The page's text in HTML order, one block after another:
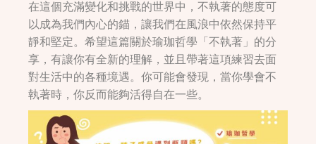
在這個充滿變化和挑戰的世界中，不執著的態度可
以成為我們內心的錨，讓我們在風浪中依然保持平
靜和堅定。希望這篇關於瑜珈哲學「不執著」的分
享，有讓你有全新的理解，並且帶著這項練習去面
對生活中的各種境遇。你可能會發現，當你學會不
執著時，你反而能夠活得自在一些。